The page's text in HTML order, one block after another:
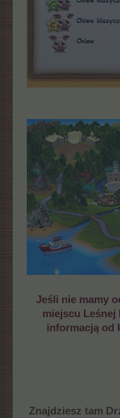
Jeśli nie mamy
miejscu Leśnej
informacją od
Znajdziesz tam